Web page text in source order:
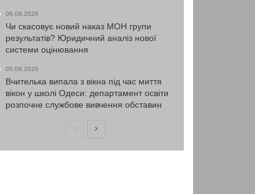
06.08.2026
Чи скасовує новий наказ МОН групи
результатів? Юридичний аналіз нової
системи оцінювання
05.08.2026
Вчителька випала з вікна під час миття
вікон у школі Одеси: департамент освіти
розпочне службове вивчення обставин
ПопередняНаступна